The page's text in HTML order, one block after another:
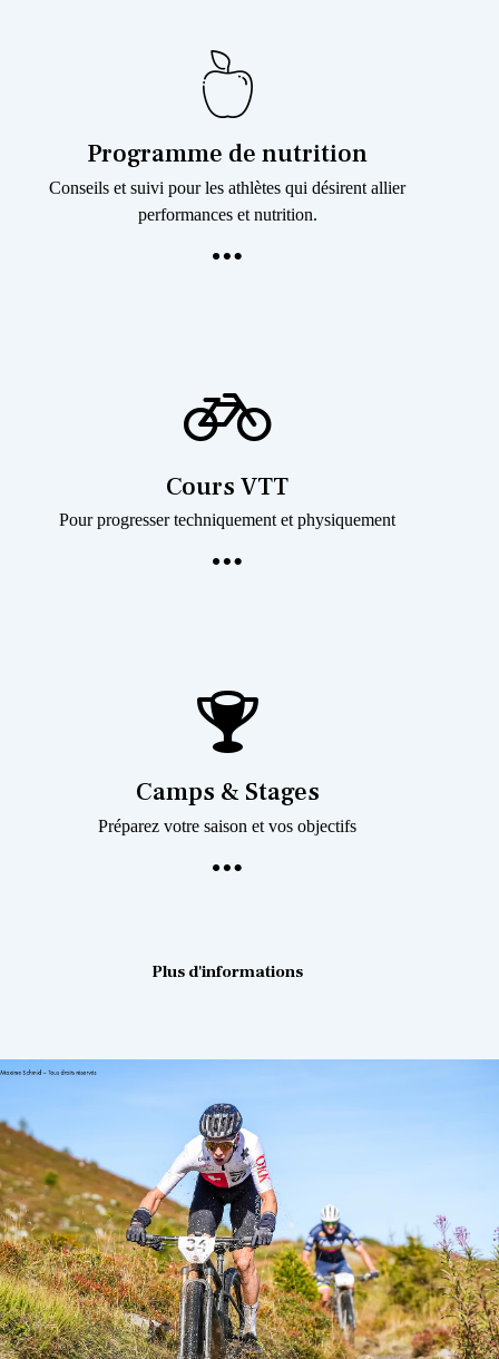
Programme de nutrition
Conseils et suivi pour les athlètes qui désirent allier
performances et nutrition.
Cours VTT
Pour progresser techniquement et physiquement
Camps & Stages
Préparez votre saison et vos objectifs
Plus d'informations